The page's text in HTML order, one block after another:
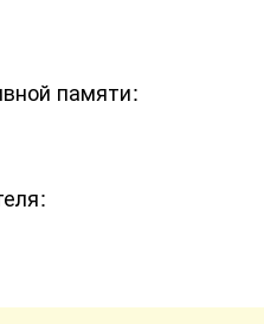
памяти